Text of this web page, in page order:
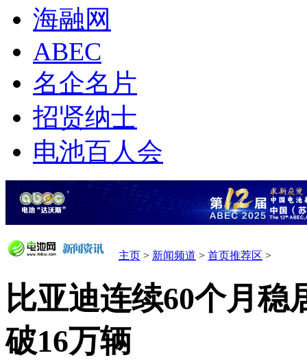
海融网
ABEC
名企名片
招贤纳士
电池百人会
主页 > 新闻频道 > 首页推荐区 >
比亚迪连续60个月稳
破16万辆